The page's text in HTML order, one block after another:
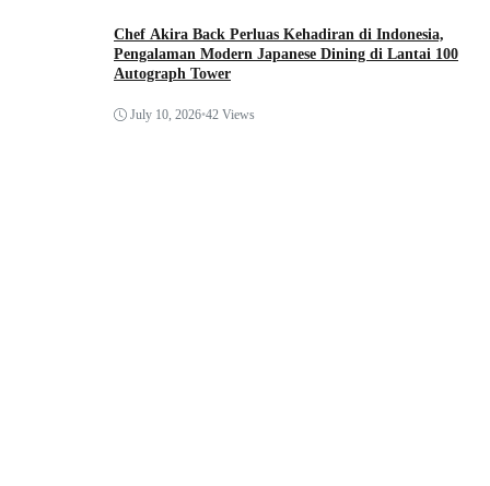
Chef Akira Back Perluas Kehadiran di Indonesia,
Pengalaman Modern Japanese Dining di Lantai 100
Autograph Tower
July 10, 2026•42 Views